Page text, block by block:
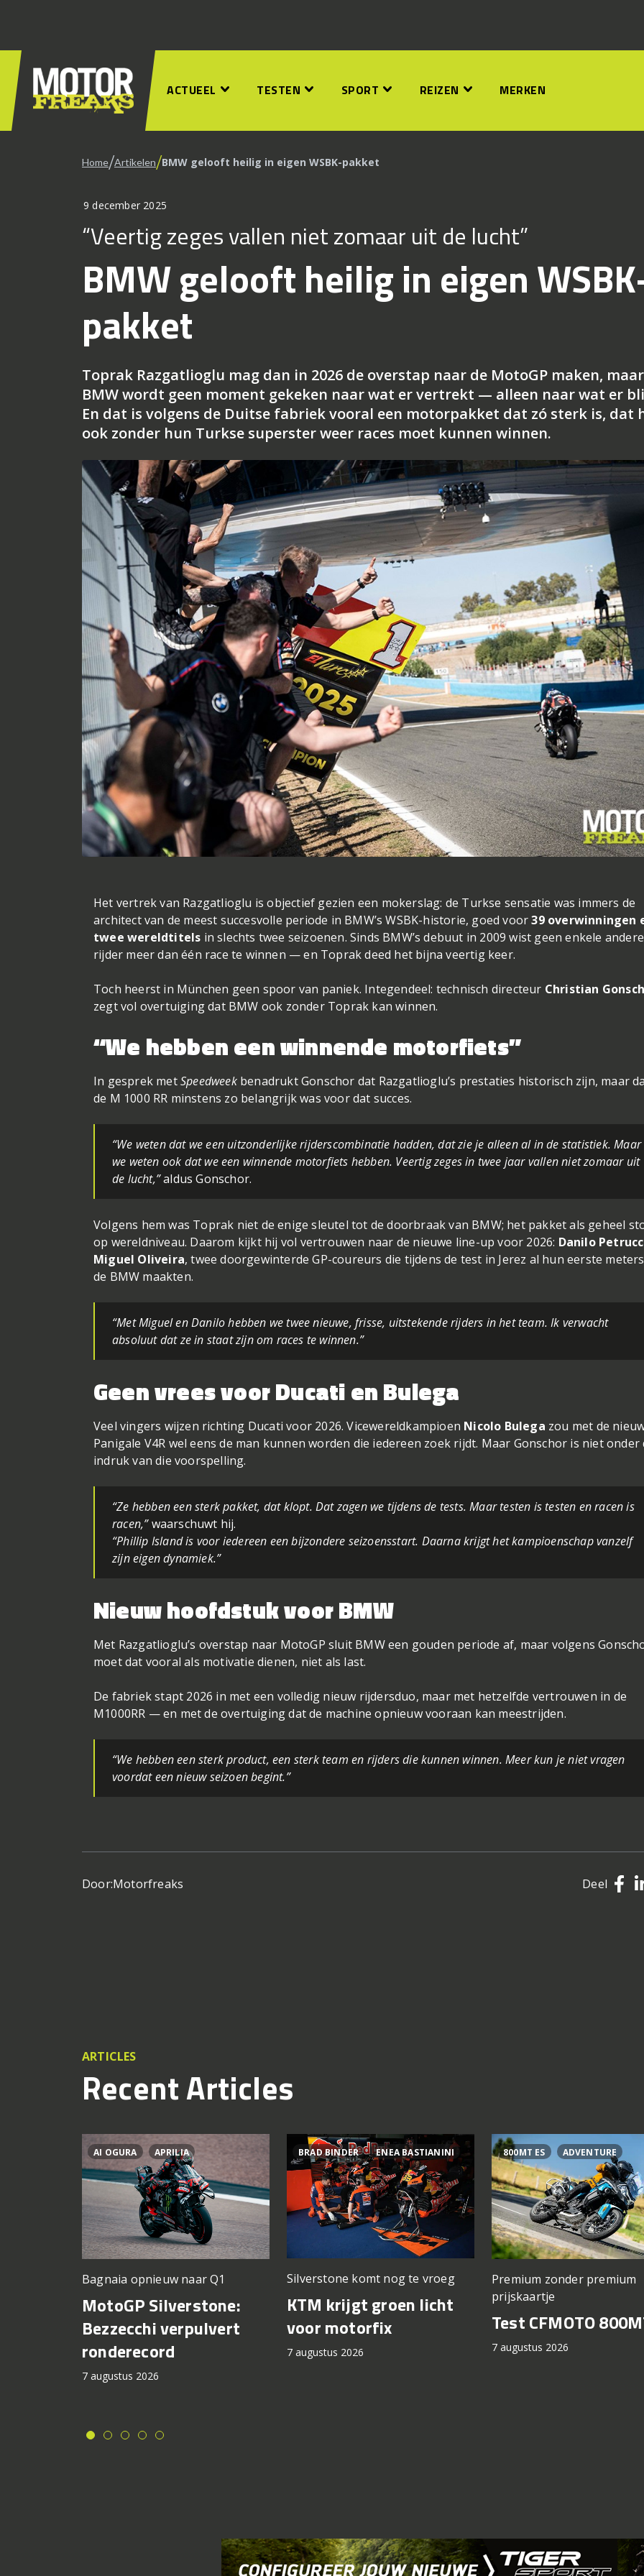
ACTUEEL TESTEN SPORT REIZEN MERKEN
Home/Artikelen/BMW gelooft heilig in eigen WSBK-pakket
9 december 2025
“Veertig zeges vallen niet zomaar uit de lucht”
BMW gelooft heilig in eigen
pakket
Toprak Razgatlioglu mag dan in 2026 de overstap naar de MotoGP maken,
BMW wordt geen moment gekeken naar wat er vertrekt — alleen naar wat er
En dat is volgens de Duitse fabriek vooral een motorpakket dat zó sterk is, dat
ook zonder hun Turkse superster weer races moet kunnen winnen.
Het vertrek van Razgatlioglu is objectief gezien een mokerslag: de Turkse sensatie was immers de
architect van de meest succesvolle periode in BMW’s WSBK-historie, goed voor39 overwinningen
twee wereldtitels in slechts twee seizoenen. Sinds BMW’s debuut in 2009 wist geen enkele andere
rijder meer dan één race te winnen — en Toprak deed het bijna veertig keer.
Toch heerst in München geen spoor van paniek. Integendeel: technisch directeur Christian
zegt vol overtuiging dat BMW ook zonder Toprak kan winnen.
“We hebben een winnende motorfiets”
In gesprek metSpeedweekbenadrukt Gonschor dat Razgatlioglu’s prestaties historisch zijn, maar
de M 1000 RR minstens zo belangrijk was voor dat succes.
“We weten dat we een uitzonderlijke rijderscombinatie hadden, dat zie je alleen al in de statistiek. Maar
we weten ook dat we een winnende motorfiets hebben. Veertig zeges in twee jaar vallen niet zomaar uit
de lucht,”aldus Gonschor.
Volgens hem was Toprak niet de enige sleutel tot de doorbraak van BMW; het pakket als geheel
op wereldniveau. Daarom kijkt hij vol vertrouwen naar de nieuwe line-up voor 2026: Danilo
Miguel Oliveira, twee doorgewinterde GP-coureurs die tijdens de test in Jerez al hun eerste
de BMW maakten.
“Met Miguel en Danilo hebben we twee nieuwe, frisse, uitstekende rijders in het team. Ik verwacht
absoluut dat ze in staat zijn om races te winnen.”
Geen vrees voor Ducati en Bulega
Veel vingers wijzen richting Ducati voor 2026. Vicewereldkampioen Nicolo Bulega zou met de
Panigale V4R wel eens de man kunnen worden die iedereen zoek rijdt. Maar Gonschor is niet onder
indruk van die voorspelling.
“Ze hebben een sterk pakket, dat klopt. Dat zagen we tijdens de tests. Maar testen is testen en racen is
racen,”waarschuwt hij.
“Phillip Island is voor iedereen een bijzondere seizoensstart. Daarna krijgt het kampioenschap vanzelf
zijn eigen dynamiek.”
Nieuw hoofdstuk voor BMW
Met Razgatlioglu’s overstap naar MotoGP sluit BMW een gouden periode af, maar volgens
moet dat vooral als motivatie dienen, niet als last.
De fabriek stapt 2026 in met een volledig nieuw rijdersduo, maar met hetzelfde vertrouwen in de
M1000RR — en met de overtuiging dat de machine opnieuw vooraan kan meestrijden.
“We hebben een sterk product, een sterk team en rijders die kunnen winnen. Meer kun je niet vragen
voordat een nieuw seizoen begint.”
Door:Motorfreaks Deel
ARTICLES
Recent Articles
AI OGURA APRILIA
Bagnaia opnieuw naar Q1
MotoGP Silverstone:
Bezzecchi verpulvert
ronderecord
7 augustus 2026
BRAD BINDER ENEA BASTIANINI
Silverstone komt nog te vroeg
KTM krijgt groen licht
voor motorfix
7 augustus 2026
800MT ES ADVENTURE
Premium zonder premium
prijskaartje
Test CFMOTO
7 augustus 2026